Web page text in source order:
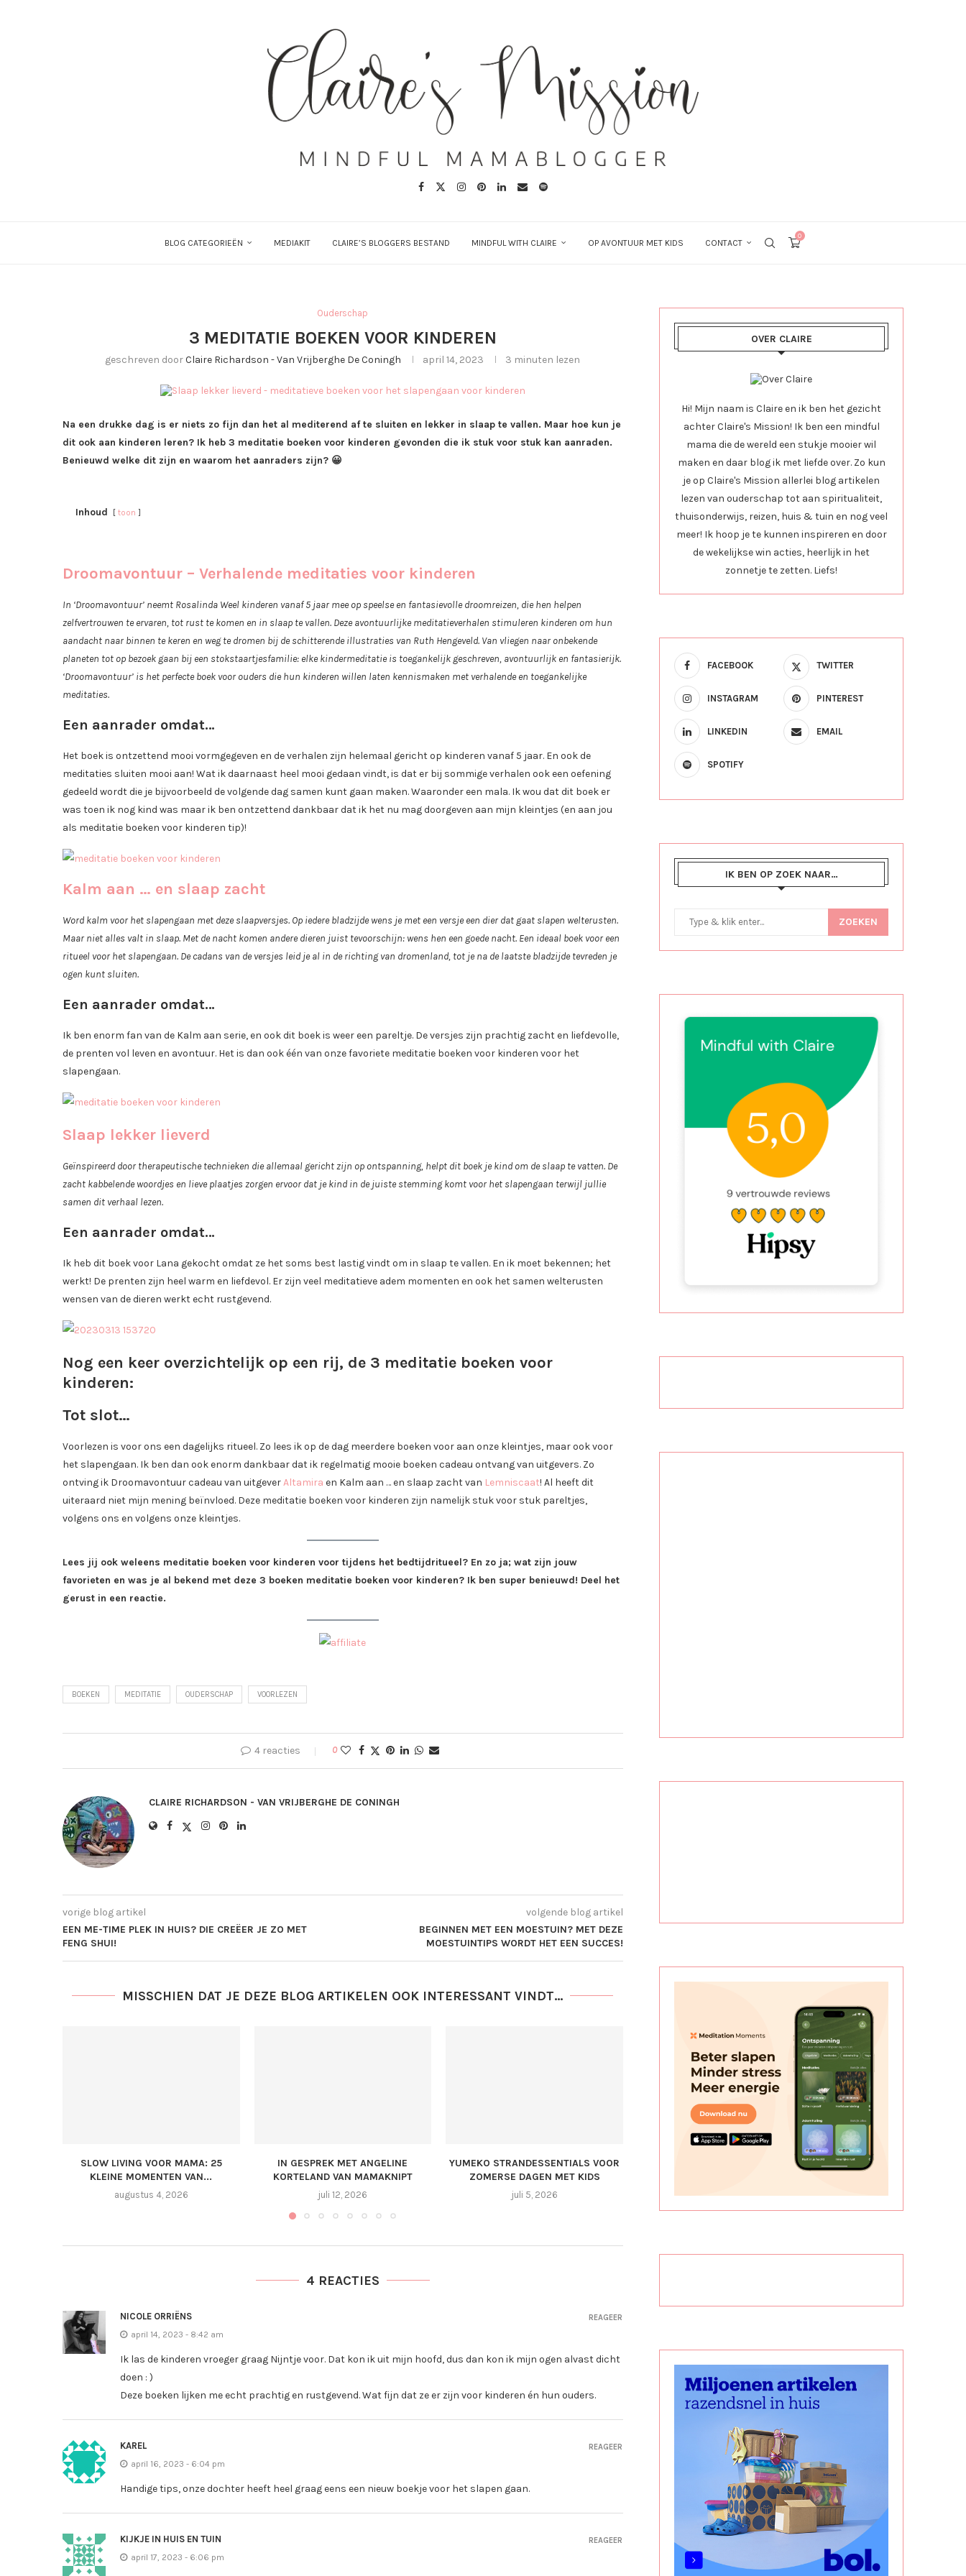
BLOG CATEGORIEËN MEDIAKIT CLAIRE’S BLOGGERS BESTAND MINDFUL WITH CLAIRE OP AVONTUUR MET KIDS CONTACT
0
Ouderschap
3 MEDITATIE BOEKEN VOOR KINDEREN
geschreven doorClaire Richardson - Van Vrijberghe De Coningh april 14, 2023 3 minuten lezen
Na een drukke dag is er niets zo fijn dan het al mediterend af te sluiten en lekker in slaap te vallen. Maar hoe kun je
dit ook aan kinderen leren? Ik heb 3 meditatie boeken voor kinderen gevonden die ik stuk voor stuk kan aanraden.
Benieuwd welke dit zijn en waarom het aanraders zijn? 😀
Inhoud toon
Droomavontuur – Verhalende meditaties voor kinderen
In ‘Droomavontuur’ neemt Rosalinda Weel kinderen vanaf 5 jaar mee op speelse en fantasievolle droomreizen, die hen helpen
zelfvertrouwen te ervaren, tot rust te komen en in slaap te vallen. Deze avontuurlijke meditatieverhalen stimuleren kinderen om hun
aandacht naar binnen te keren en weg te dromen bij de schitterende illustraties van Ruth Hengeveld. Van vliegen naar onbekende
planeten tot op bezoek gaan bij een stokstaartjesfamilie: elke kindermeditatie is toegankelijk geschreven, avontuurlijk en fantasierijk.
‘Droomavontuur’ is het perfecte boek voor ouders die hun kinderen willen laten kennismaken met verhalende en toegankelijke
meditaties.
Een aanrader omdat…
Het boek is ontzettend mooi vormgegeven en de verhalen zijn helemaal gericht op kinderen vanaf 5 jaar. En ook de
meditaties sluiten mooi aan! Wat ik daarnaast heel mooi gedaan vindt, is dat er bij sommige verhalen ook een oefening
gedeeld wordt die je bijvoorbeeld de volgende dag samen kunt gaan maken. Waaronder een mala. Ik wou dat dit boek er
was toen ik nog kind was maar ik ben ontzettend dankbaar dat ik het nu mag doorgeven aan mijn kleintjes (en aan jou
als meditatie boeken voor kinderen tip)!
Kalm aan … en slaap zacht
Word kalm voor het slapengaan met deze slaapversjes. Op iedere bladzijde wens je met een versje een dier dat gaat slapen welterusten.
Maar niet alles valt in slaap. Met de nacht komen andere dieren juist tevoorschijn: wens hen een goede nacht. Een ideaal boek voor een
ritueel voor het slapengaan. De cadans van de versjes leid je al in de richting van dromenland, tot je na de laatste bladzijde tevreden je
ogen kunt sluiten.
Een aanrader omdat…
Ik ben enorm fan van de Kalm aan serie, en ook dit boek is weer een pareltje. De versjes zijn prachtig zacht en liefdevolle,
de prenten vol leven en avontuur. Het is dan ook één van onze favoriete meditatie boeken voor kinderen voor het
slapengaan.
Slaap lekker lieverd
Geïnspireerd door therapeutische technieken die allemaal gericht zijn op ontspanning, helpt dit boek je kind om de slaap te vatten. De
zacht kabbelende woordjes en lieve plaatjes zorgen ervoor dat je kind in de juiste stemming komt voor het slapengaan terwijl jullie
samen dit verhaal lezen.
Een aanrader omdat…
Ik heb dit boek voor Lana gekocht omdat ze het soms best lastig vindt om in slaap te vallen. En ik moet bekennen; het
werkt! De prenten zijn heel warm en liefdevol. Er zijn veel meditatieve adem momenten en ook het samen welterusten
wensen van de dieren werkt echt rustgevend.
Nog een keer overzichtelijk op een rij, de 3 meditatie boeken voor
kinderen:
Tot slot…
Voorlezen is voor ons een dagelijks ritueel. Zo lees ik op de dag meerdere boeken voor aan onze kleintjes, maar ook voor
het slapengaan. Ik ben dan ook enorm dankbaar dat ik regelmatig mooie boeken cadeau ontvang van uitgevers. Zo
ontving ik Droomavontuur cadeau van uitgeverAltamira en Kalm aan … en slaap zacht van Lemniscaat! Al heeft dit
uiteraard niet mijn mening beïnvloed. Deze meditatie boeken voor kinderen zijn namelijk stuk voor stuk pareltjes,
volgens ons en volgens onze kleintjes.
Lees jij ook weleens meditatie boeken voor kinderen voor tijdens het bedtijdritueel? En zo ja; wat zijn jouw
favorieten en was je al bekend met deze 3 boeken meditatie boeken voor kinderen? Ik ben super benieuwd! Deel het
gerust in een reactie.
BOEKEN MEDITATIE OUDERSCHAP VOORLEZEN
4 reacties 0
CLAIRE RICHARDSON - VAN VRIJBERGHE DE CONINGH
vorige blog artikel
EEN ME-TIME PLEK IN HUIS? DIE CREËER JE ZO MET
FENG SHUI!
volgende blog artikel
BEGINNEN MET EEN MOESTUIN? MET DEZE
MOESTUINTIPS WORDT HET EEN SUCCES!
MISSCHIEN DAT JE DEZE BLOG ARTIKELEN OOK INTERESSANT VINDT...
SLOW LIVING VOOR MAMA: 25
KLEINE MOMENTEN VAN...
augustus 4, 2026
IN GESPREK MET ANGELINE
KORTELAND VAN MAMAKNIPT
juli 12, 2026
YUMEKO STRANDESSENTIALS VOOR
ZOMERSE DAGEN MET KIDS
juli 5, 2026
SNELLE HAARVERZORGING VOOR
juli 1, 2026
HET MUZIEKBOS; EEN
4 REACTIES
NICOLE ORRIËNS
april 14, 2023 - 8:42 am
Ik las de kinderen vroeger graag Nijntje voor. Dat kon ik uit mijn hoofd, dus dan kon ik mijn ogen alvast dicht
doen : )
Deze boeken lijken me echt prachtig en rustgevend. Wat fijn dat ze er zijn voor kinderen én hun ouders.
REAGEER
KAREL
april 16, 2023 - 6:04 pm
Handige tips, onze dochter heeft heel graag eens een nieuw boekje voor het slapen gaan.
REAGEER
KIJKJE IN HUIS EN TUIN
april 17, 2023 - 6:06 pm
REAGEER
OVER CLAIRE
Hi! Mijn naam is Claire en ik ben het gezicht
achter Claire's Mission! Ik ben een mindful
mama die de wereld een stukje mooier wil
maken en daar blog ik met liefde over. Zo kun
je op Claire's Mission allerlei blog artikelen
lezen van ouderschap tot aan spiritualiteit,
thuisonderwijs, reizen, huis & tuin en nog veel
meer! Ik hoop je te kunnen inspireren en door
de wekelijkse win acties, heerlijk in het
zonnetje te zetten. Liefs!
FACEBOOK TWITTER
INSTAGRAM PINTEREST
LINKEDIN EMAIL
SPOTIFY
IK BEN OP ZOEK NAAR…
ZOEKEN